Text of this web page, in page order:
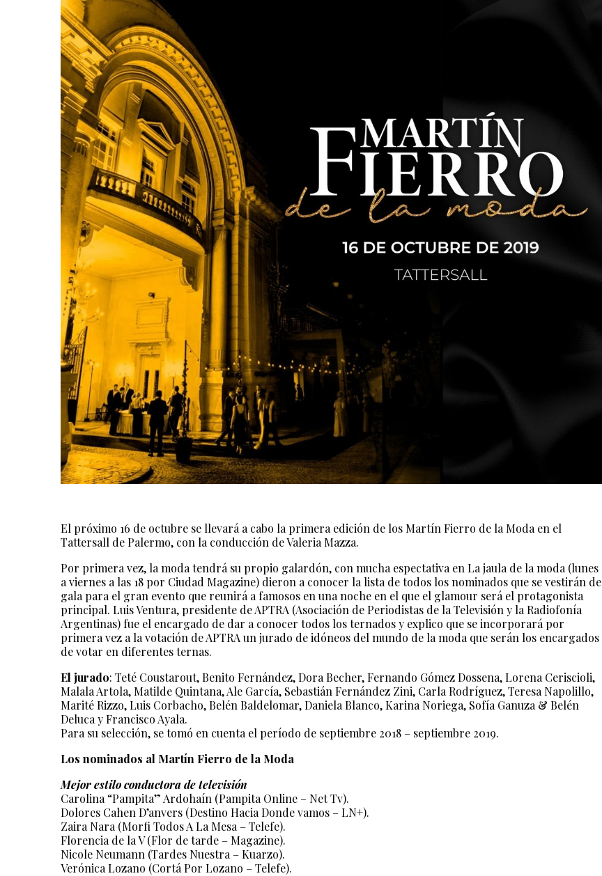
El próximo 16 de octubre se llevará a cabo la primera edición de los Martín Fierro de la Moda en el
Tattersall de Palermo, con la conducción de Valeria Mazza.
Por primera vez, la moda tendrá su propio galardón, con mucha espectativa en La jaula de la moda (lunes
a viernes a las 18 por Ciudad Magazine) dieron a conocer la lista de todos los nominados que se vestirán de
gala para el gran evento que reunirá a famosos en una noche en el que el glamour será el protagonista
principal. Luis Ventura, presidente de APTRA (Asociación de Periodistas de la Televisión y la Radiofonía
Argentinas) fue el encargado de dar a conocer todos los ternados y explico que se incorporará por
primera vez a la votación de APTRA un jurado de idóneos del mundo de la moda que serán los encargados
de votar en diferentes ternas.
El jurado: Teté Coustarout, Benito Fernández, Dora Becher, Fernando Gómez Dossena, Lorena Ceriscioli,
Malala Artola, Matilde Quintana, Ale García, Sebastián Fernández Zini, Carla Rodríguez, Teresa Napolillo,
Marité Rizzo, Luis Corbacho, Belén Baldelomar, Daniela Blanco, Karina Noriega, Sofía Ganuza & Belén
Deluca y Francisco Ayala.
Para su selección, se tomó en cuenta el período de septiembre 2018 – septiembre 2019.
Los nominados al Martín Fierro de la Moda
Mejor estilo conductora de televisión
Carolina “Pampita” Ardohaín (Pampita Online – Net Tv).
Dolores Cahen D’anvers (Destino Hacia Donde vamos – LN+).
Zaira Nara (Morfi Todos A La Mesa – Telefe).
Florencia de la V (Flor de tarde – Magazine).
Nicole Neumann (Tardes Nuestra – Kuarzo).
Verónica Lozano (Cortá Por Lozano – Telefe).